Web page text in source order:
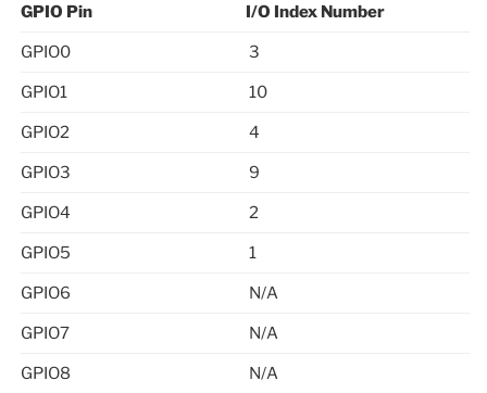
GPIO Pin I/O Index Number
GPIO0 3
GPIO1 10
GPIO2 4
GPIO3 9
GPIO4 2
GPIO5 1
GPIO6 N/A
GPIO7 N/A
GPIO8 N/A